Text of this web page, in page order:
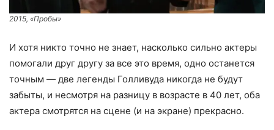
2015, «Пробы»
И хотя никто точно не знает, насколько сильно актеры
помогали друг другу за все это время, одно останется
точным — две легенды Голливуда никогда не будут
забыты, и несмотря на разницу в возрасте в 40 лет, оба
актера смотрятся на сцене (и на экране) прекрасно.